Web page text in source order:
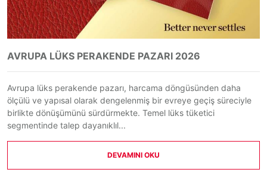
AVRUPA LÜKS PERAKENDE PAZARI 2026
Avrupa lüks perakende pazarı, harcama döngüsünden daha
ölçülü ve yapısal olarak dengelenmiş bir evreye geçiş süreciyle
birlikte dönüşümünü sürdürmekte. Temel lüks tüketici
segmentinde talep dayanıklıl...
DEVAMINI OKU